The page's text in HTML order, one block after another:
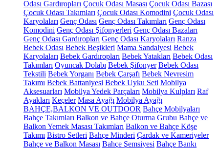
Odası Gardıropları Çocuk Odası Masası Çocuk Odası Bazası
Çocuk Odası Takımları Çocuk Odası Komodini Çocuk Odası
Karyolaları Genç Odası Genç Odası Takımları Genç Odası
Komodini Genç Odası Şifonyerleri Genç Odası Bazaları
Genç Odası Gardıropları Genç Odası Karyolaları Ranza
Bebek Odası Bebek Beşikleri Mama Sandalyesi Bebek
Karyolaları Bebek Gardıropları Bebek Yatakları Bebek Odası
Takımları Oyuncak Dolabı Bebek Şifonyer Bebek Odası
Tekstili Bebek Yorganı Bebek Çarşafı Bebek Nevresim
Takımı Bebek Battaniyesi Bebek Uyku Seti Mobilya
Aksesuarları Mobilya Yedek Parçaları Mobilya Kulpları Raf
Ayakları Keçeler Masa Ayağı Mobilya Ayağı
BAHÇE,BALKON VE OUTDOOR Bahçe Mobilyaları
Bahçe Takımları Balkon ve Bahçe Oturma Grubu Bahçe ve
Balkon Yemek Masası Takımları Balkon ve Bahçe Köşe
Takımı Bistro Setleri Bahçe Minderi Çardak ve Kameriyeler
Bahçe ve Balkon Masası Bahçe Şemsiyesi Bahçe Bankı